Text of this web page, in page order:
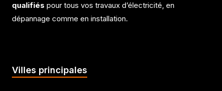
qualifiés pour tous vos travaux d’électricité, en
dépannage comme en installation.
Villes principales